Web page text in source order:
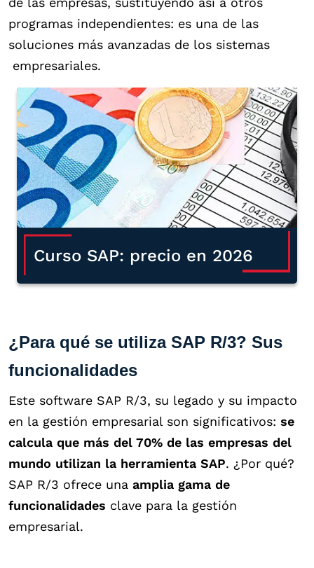
programas independientes: es una de las
soluciones más avanzadas de los sistemas
empresariales.
Curso SAP: precio en 2026
¿Para qué se utiliza SAP R/3? Sus
funcionalidades
Este software SAP R/3, su legado y su impacto
en la gestión empresarial son significativos: se
calcula que más del 70% de las empresas del
mundo utilizan la herramienta SAP. ¿Por qué?
SAP R/3 ofrece una amplia gama de
funcionalidades clave para la gestión
empresarial.